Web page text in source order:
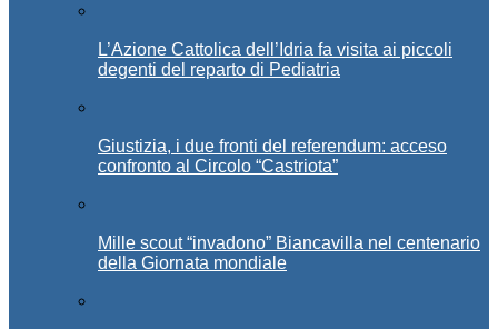
L’Azione Cattolica dell’Idria fa visita ai piccoli
degenti del reparto di Pediatria
Giustizia, i due fronti del referendum: acceso
confronto al Circolo “Castriota”
Mille scout “invadono” Biancavilla nel centenario
della Giornata mondiale